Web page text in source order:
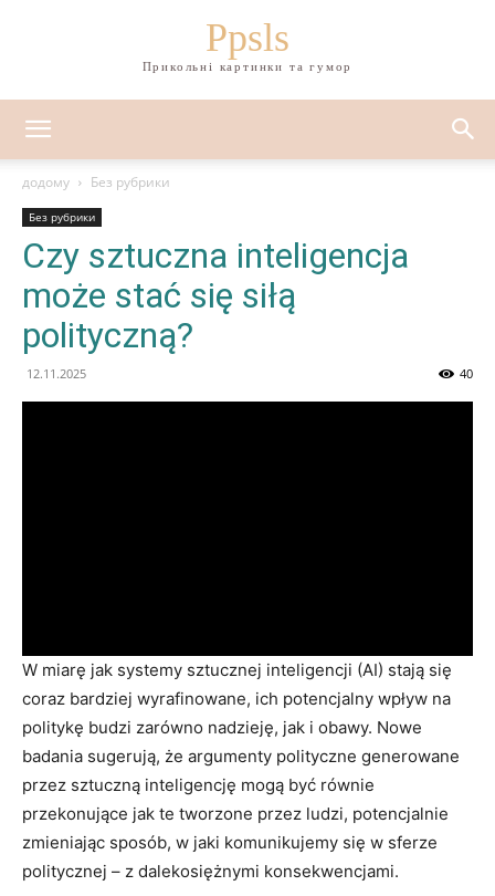
Ppsls
Прикольні картинки та гумор
додому Без рубрики
Без рубрики
Czy sztuczna inteligencja
może stać się siłą
polityczną?
12.11.2025 40
W miarę jak systemy sztucznej inteligencji (AI) stają się
coraz bardziej wyrafinowane, ich potencjalny wpływ na
politykę budzi zarówno nadzieję, jak i obawy. Nowe
badania sugerują, że argumenty polityczne generowane
przez sztuczną inteligencję mogą być równie
przekonujące jak te tworzone przez ludzi, potencjalnie
zmieniając sposób, w jaki komunikujemy się w sferze
politycznej – z dalekosiężnymi konsekwencjami.